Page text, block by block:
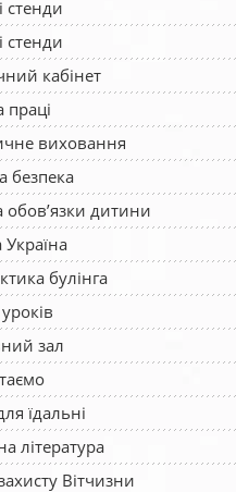
стенди
стенди
кабінет
виховання
безпека
обов’язки дитини
булінга
зал
їдальні
література
Вітчизни